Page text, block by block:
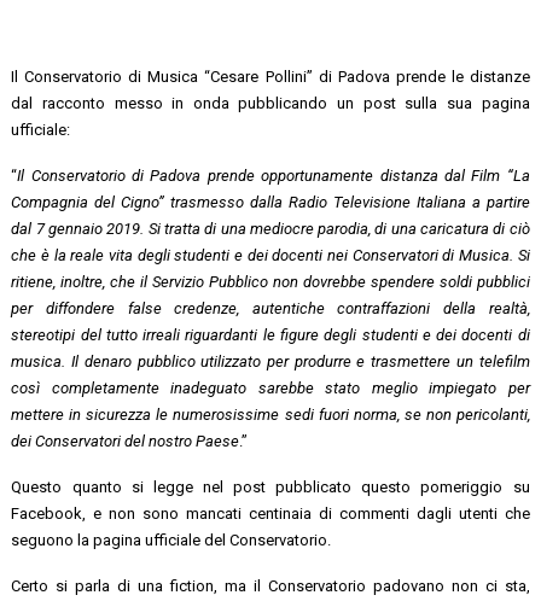
Il Conservatorio di Musica “Cesare Pollini” di Padova prende le distanze
dal racconto messo in onda pubblicando un post sulla sua pagina
ufficiale:
“Il Conservatorio di Padova prende opportunamente distanza dal Film “La
Compagnia del Cigno” trasmesso dalla Radio Televisione Italiana a partire
dal 7 gennaio 2019. Si tratta di una mediocre parodia, di una caricatura di ciò
che è la reale vita degli studenti e dei docenti nei Conservatori di Musica. Si
ritiene, inoltre, che il Servizio Pubblico non dovrebbe spendere soldi pubblici
per diffondere false credenze, autentiche contraffazioni della realtà,
stereotipi del tutto irreali riguardanti le figure degli studenti e dei docenti di
musica. Il denaro pubblico utilizzato per produrre e trasmettere un telefilm
così completamente inadeguato sarebbe stato meglio impiegato per
mettere in sicurezza le numerosissime sedi fuori norma, se non pericolanti,
dei Conservatori del nostro Paese.”
Questo quanto si legge nel post pubblicato questo pomeriggio su
Facebook, e non sono mancati centinaia di commenti dagli utenti che
seguono la pagina ufficiale del Conservatorio.
Certo si parla di una fiction, ma il Conservatorio padovano non ci sta,